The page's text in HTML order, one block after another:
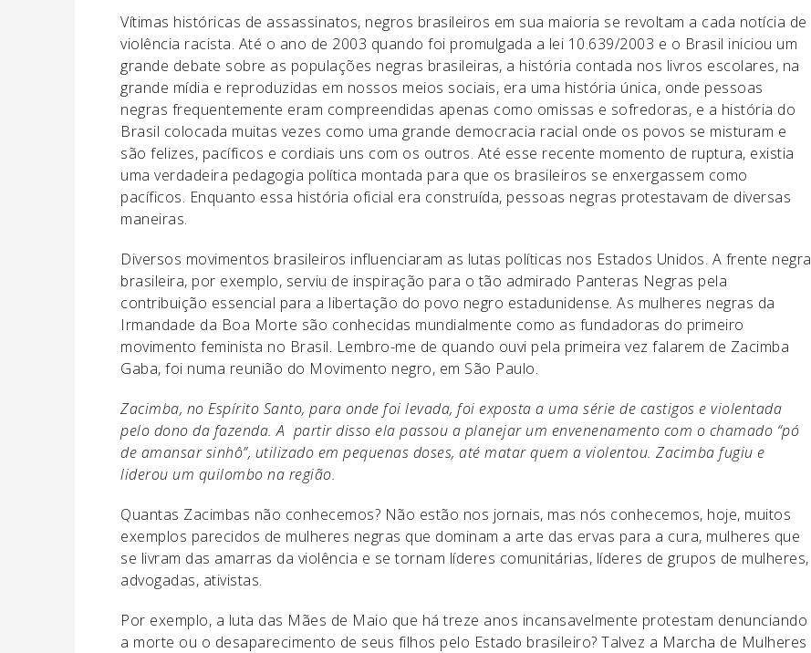
Vítimas históricas de assassinatos, negros brasileiros em sua maioria se revoltam a cada notícia de
violência racista. Até o ano de 2003 quando foi promulgada a lei 10.639/2003 e o Brasil iniciou um
grande debate sobre as populações negras brasileiras, a história contada nos livros escolares, na
grande mídia e reproduzidas em nossos meios sociais, era uma história única, onde pessoas
negras frequentemente eram compreendidas apenas como omissas e sofredoras, e a história do
Brasil colocada muitas vezes como uma grande democracia racial onde os povos se misturam e
são felizes, pacíficos e cordiais uns com os outros. Até esse recente momento de ruptura, existia
uma verdadeira pedagogia política montada para que os brasileiros se enxergassem como
pacíficos. Enquanto essa história oficial era construída, pessoas negras protestavam de diversas
maneiras.
Diversos movimentos brasileiros influenciaram as lutas políticas nos Estados Unidos. A frente negra
brasileira, por exemplo, serviu de inspiração para o tão admirado Panteras Negras pela
contribuição essencial para a libertação do povo negro estadunidense. As mulheres negras da
Irmandade da Boa Morte são conhecidas mundialmente como as fundadoras do primeiro
movimento feminista no Brasil. Lembro-me de quando ouvi pela primeira vez falarem de Zacimba
Gaba, foi numa reunião do Movimento negro, em São Paulo.
Zacimba, no Espírito Santo, para onde foi levada, foi exposta a uma série de castigos e violentada
pelo dono da fazenda. A partir disso ela passou a planejar um envenenamento com o chamado “pó
de amansar sinhô”, utilizado em pequenas doses, até matar quem a violentou. Zacimba fugiu e
liderou um quilombo na região.
Quantas Zacimbas não conhecemos? Não estão nos jornais, mas nós conhecemos, hoje, muitos
exemplos parecidos de mulheres negras que dominam a arte das ervas para a cura, mulheres que
se livram das amarras da violência e se tornam líderes comunitárias, líderes de grupos de mulheres,
advogadas, ativistas.
Por exemplo, a luta das Mães de Maio que há treze anos incansavelmente protestam denunciando
a morte ou o desaparecimento de seus filhos pelo Estado brasileiro? Talvez a Marcha de Mulheres